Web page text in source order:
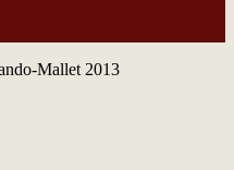
Mallet 2013